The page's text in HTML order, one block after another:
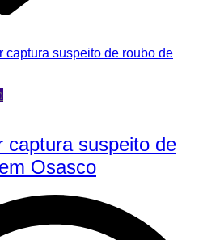
captura suspeito de
Osasco